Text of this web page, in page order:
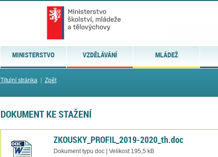
MINISTERSTVO VZDĚLÁVÁNÍ MLÁDEŽ
Titulní stránka| Zpět
DOKUMENT KE STAŽENÍ
ZKOUSKY_PROFIL_2019-2020_th.doc
Dokument typu doc | Velikost 195,5 kB